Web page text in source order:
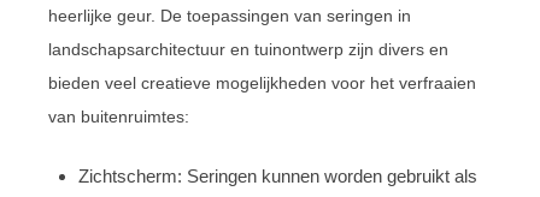
heerlijke geur. De toepassingen van seringen in
landschapsarchitectuur en tuinontwerp zijn divers en
bieden veel creatieve mogelijkheden voor het verfraaien
van buitenruimtes:
Zichtscherm: Seringen kunnen worden gebruikt als